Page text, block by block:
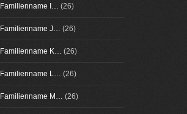
I… (26)
J… (26)
K… (26)
L… (26)
M… (26)